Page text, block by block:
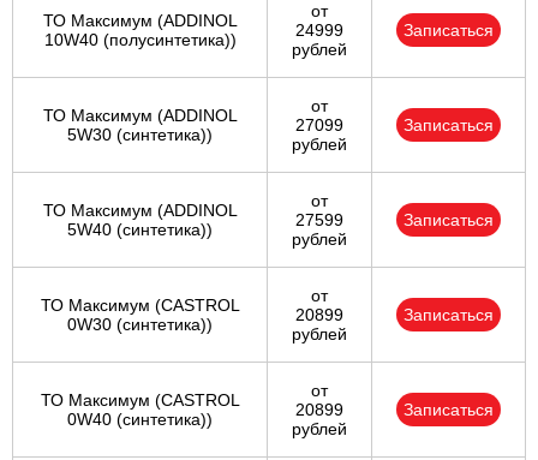
ТО Максимум (ADDINOL
10W40 (полусинтетика))
от
24999
рублей
Записаться
ТО Максимум (ADDINOL
5W30 (синтетика))
от
27099
рублей
Записаться
ТО Максимум (ADDINOL
5W40 (синтетика))
от
27599
рублей
Записаться
ТО Максимум (CASTROL
0W30 (синтетика))
от
20899
рублей
Записаться
ТО Максимум (CASTROL
0W40 (синтетика))
от
20899
рублей
Записаться